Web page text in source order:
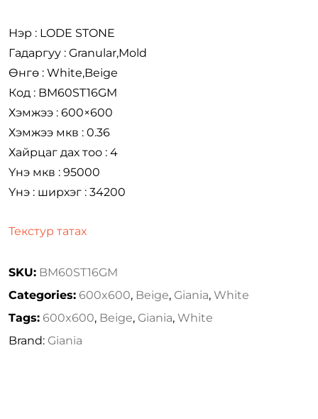
Нэр : LODE STONE
Гадаргуу : Granular,Mold
Өнгө : White,Beige
Код : BM60ST16GM
Хэмжээ : 600×600
Хэмжээ мкв : 0.36
Хайрцаг дах тоо : 4
Үнэ мкв : 95000
Үнэ : ширхэг : 34200
Текстур татах
SKU: BM60ST16GM
Categories: 600x600, Beige, Giania, White
Tags: 600x600, Beige, Giania, White
Brand: Giania